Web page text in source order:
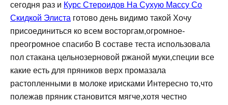
сегодня раз и Курс Стероидов На Сухую Массу Со
Скидкой Элиста готово день видимо такой Хочу
присоединиться ко всем восторгам,огромное-
преогромное спасибо В составе теста использовала
пол стакана цельнозерновой ржаной муки,специи все
какие есть для пряников верх промазала
растопленными в молоке ирисками Интересно то,что
полежав пряник становится мягче,хотя честно